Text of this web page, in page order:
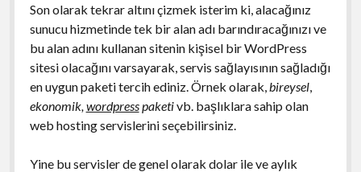
Son olarak tekrar altını çizmek isterim ki, alacağınız
sunucu hizmetinde tek bir alan adı barındıracağınızı ve
bu alan adını kullanan sitenin kişisel bir WordPress
sitesi olacağını varsayarak, servis sağlayısının sağladığı
en uygun paketi tercih ediniz. Örnek olarak, bireysel,
ekonomik, wordpresspaketivb. başlıklara sahip olan
web hosting servislerini seçebilirsiniz.
Yine bu servisler de genel olarak dolar ile ve aylık